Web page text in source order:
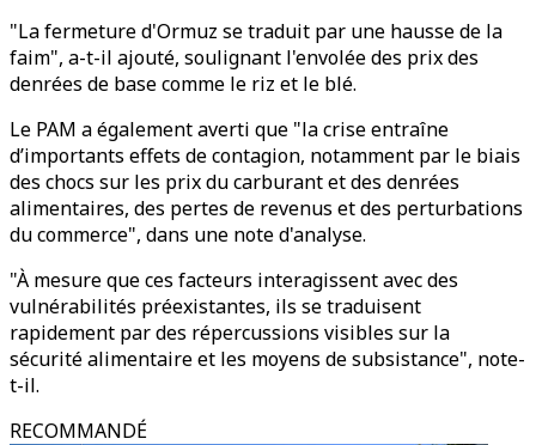
"La fermeture d'Ormuz se traduit par une hausse de la
faim", a-t-il ajouté, soulignant l'envolée des prix des
denrées de base comme le riz et le blé.
Le PAM a également averti que "la crise entraîne
d’importants effets de contagion, notamment par le biais
des chocs sur les prix du carburant et des denrées
alimentaires, des pertes de revenus et des perturbations
du commerce", dans une note d'analyse.
"À mesure que ces facteurs interagissent avec des
vulnérabilités préexistantes, ils se traduisent
rapidement par des répercussions visibles sur la
sécurité alimentaire et les moyens de subsistance", note-
t-il.
RECOMMANDÉ